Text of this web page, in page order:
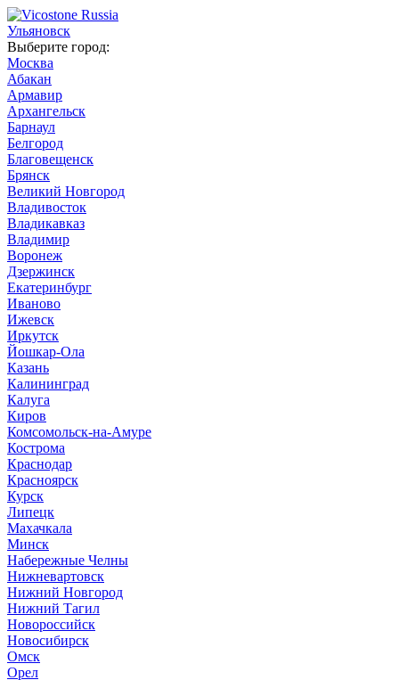
Ульяновск
Выберите город:
Москва
Абакан
Армавир
Архангельск
Барнаул
Белгород
Благовещенск
Брянск
Великий Новгород
Владивосток
Владикавказ
Владимир
Воронеж
Дзержинск
Екатеринбург
Иваново
Ижевск
Иркутск
Йошкар-Ола
Казань
Калининград
Калуга
Киров
Комсомольск-на-Амуре
Кострома
Краснодар
Красноярск
Курск
Липецк
Махачкала
Минск
Набережные Челны
Нижневартовск
Нижний Новгород
Нижний Тагил
Новороссийск
Новосибирск
Омск
Орел